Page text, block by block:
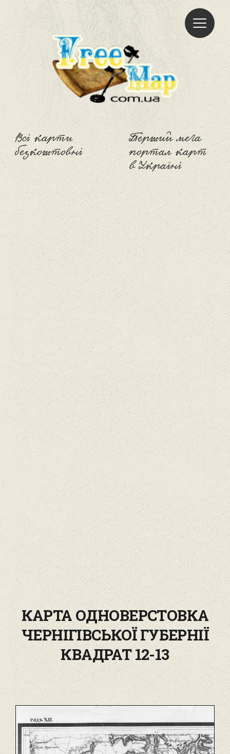
Всі карти
безкоштовні
Freemap
Перший мега
портал карт
в Україні
КАРТА ОДНОВЕРСТОВКА
ЧЕРНІГІВСЬКОЇ ГУБЕРНІЇ
КВАДРАТ 12-13